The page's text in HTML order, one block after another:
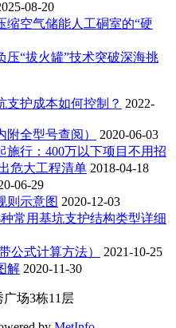
08-20
缩空气储能人工硐室的“硬
压“拔火罐”技术突破深海挑
支护成本如何控制？ 2022-
全型号查阅）
2020-06-03
施行：400万以下项目不用招
危大工程清单 2018-04-18
06-29
则示意图 2020-12-03
常用基坑支护结构类型详细
公式计算方法）
2021-10-25
解 2020-11-30
场3栋11层